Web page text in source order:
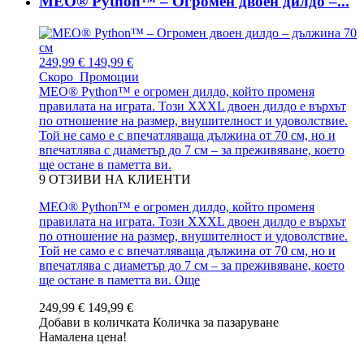
249,99 € 149,99 €
Скоро Промоции
MEO® Python™ е огромен дилдо, който променя
правилата на играта. Този XXXL двоен дилдо е върхът
по отношение на размер, внушителност и удоволствие.
Той не само е с впечатляваща дължина от 70 см, но и
впечатлява с диаметър до 7 см – за преживяване, което
ще остане в паметта ви.
9 ОТЗИВИ НА КЛИЕНТИ
MEO® Python™ е огромен дилдо, който променя
правилата на играта. Този XXXL двоен дилдо е върхът
по отношение на размер, внушителност и удоволствие.
Той не само е с впечатляваща дължина от 70 см, но и
впечатлява с диаметър до 7 см – за преживяване, което
ще остане в паметта ви. Още
249,99 € 149,99 €
Добави в количката Количка за пазаруване
Намалена цена!